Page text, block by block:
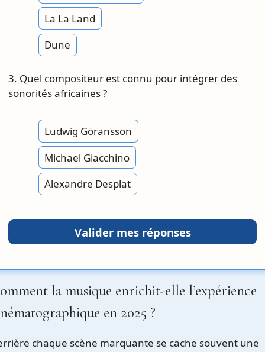
La La Land
Dune
3. Quel compositeur est connu pour intégrer des
sonorités africaines ?
Ludwig Göransson
Michael Giacchino
Alexandre Desplat
Valider mes réponses
la musique enrichit-elle l’expérience
en 2025 ?
chaque scène marquante se cache souvent une